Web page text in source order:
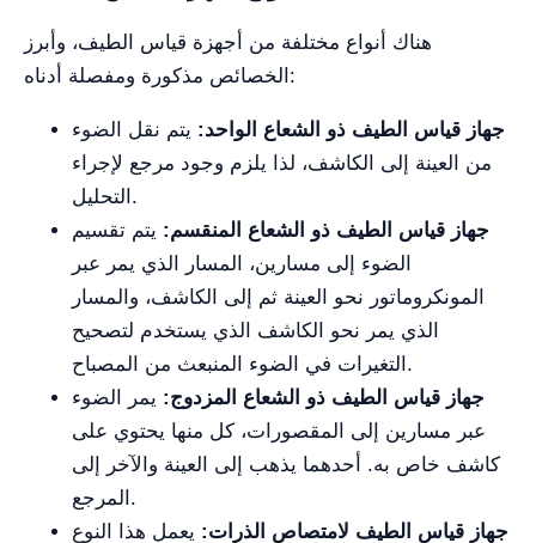
هناك أنواع مختلفة من أجهزة قياس الطيف، وأبرز
الخصائص مذكورة ومفصلة أدناه:
جهاز قياس الطيف ذو الشعاع الواحد: يتم نقل الضوء
من العينة إلى الكاشف، لذا يلزم وجود مرجع لإجراء
التحليل.
جهاز قياس الطيف ذو الشعاع المنقسم: يتم تقسيم
الضوء إلى مسارين، المسار الذي يمر عبر
المونكروماتور نحو العينة ثم إلى الكاشف، والمسار
الذي يمر نحو الكاشف الذي يستخدم لتصحيح
التغيرات في الضوء المنبعث من المصباح.
جهاز قياس الطيف ذو الشعاع المزدوج: يمر الضوء
عبر مسارين إلى المقصورات، كل منها يحتوي على
كاشف خاص به. أحدهما يذهب إلى العينة والآخر إلى
المرجع.
جهاز قياس الطيف لامتصاص الذرات: يعمل هذا النوع